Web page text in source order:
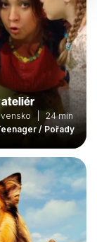
ateliér
| 24 min
/ Pořady